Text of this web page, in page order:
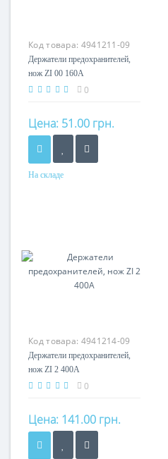
Код товара: 4941211-09
Держатели предохранителей,
нож ZI 00 160A
0
Цена: 51.00 грн.
На складе
Код товара: 4941214-09
Держатели предохранителей,
нож ZI 2 400A
0
Цена: 141.00 грн.